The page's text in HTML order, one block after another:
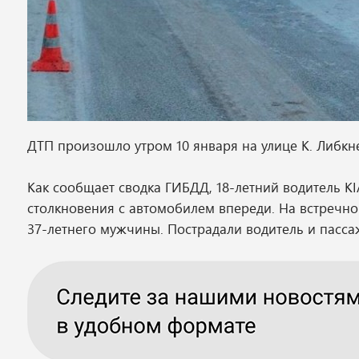
ДТП произошло утром 10 января на улице К.
Как сообщает сводка ГИБДД, 18-летний водитель
столкновения с автомобилем впереди. На
37-летнего мужчины. Пострадали водитель и